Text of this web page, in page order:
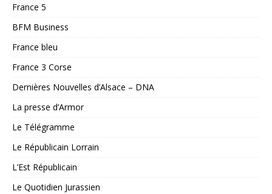
France 5
BFM Business
France bleu
France 3 Corse
Dernières Nouvelles d’Alsace – DNA
La presse d’Armor
Le Télégramme
Le Républicain Lorrain
L’Est Républicain
Le Quotidien Jurassien